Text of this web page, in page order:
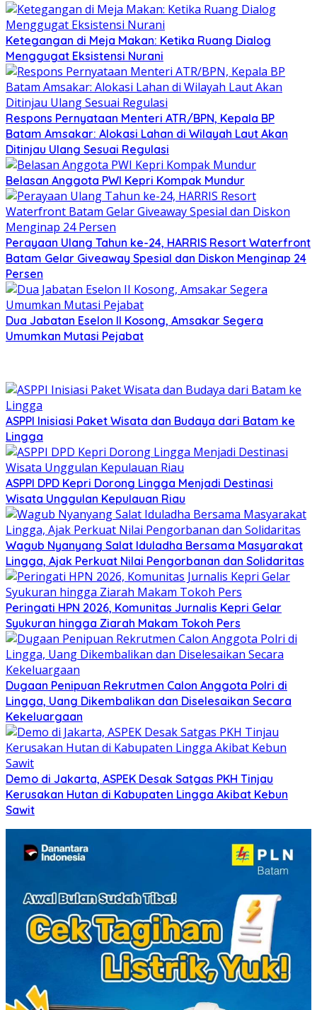
Ketegangan di Meja Makan: Ketika Ruang Dialog
Menggugat Eksistensi Nurani
Respons Pernyataan Menteri ATR/BPN, Kepala BP
Batam Amsakar: Alokasi Lahan di Wilayah Laut Akan
Ditinjau Ulang Sesuai Regulasi
Belasan Anggota PWI Kepri Kompak Mundur
Perayaan Ulang Tahun ke-24, HARRIS Resort Waterfront
Batam Gelar Giveaway Spesial dan Diskon Menginap 24
Persen
Dua Jabatan Eselon II Kosong, Amsakar Segera
Umumkan Mutasi Pejabat
ASPPI Inisiasi Paket Wisata dan Budaya dari Batam ke
Lingga
ASPPI DPD Kepri Dorong Lingga Menjadi Destinasi
Wisata Unggulan Kepulauan Riau
Wagub Nyanyang Salat Iduladha Bersama Masyarakat
Lingga, Ajak Perkuat Nilai Pengorbanan dan Solidaritas
Peringati HPN 2026, Komunitas Jurnalis Kepri Gelar
Syukuran hingga Ziarah Makam Tokoh Pers
Dugaan Penipuan Rekrutmen Calon Anggota Polri di
Lingga, Uang Dikembalikan dan Diselesaikan Secara
Kekeluargaan
Demo di Jakarta, ASPEK Desak Satgas PKH Tinjau
Kerusakan Hutan di Kabupaten Lingga Akibat Kebun
Sawit